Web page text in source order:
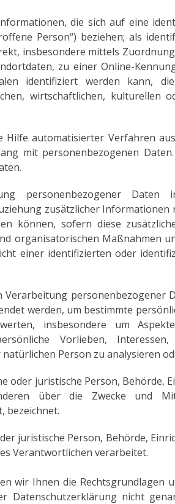
die sich auf eine
Person“) beziehen; als
insbesondere mittels
zu einer Online-
identifiziert werden kann,
wirtschaftlichen, kulturellen
Hilfe automatisierter Verfahren
mit personenbezogenen
personenbezogener
zusätzlicher Informationen
können, sofern diese
organisatorischen Maßnahmen
einer identifizierten oder
personenbezogener
werden, um bestimmte
insbesondere um
Vorlieben, Interessen,
Person zu analysieren
oder juristische Person, Behörde,
über die Zwecke und
bezeichnet.
juristische Person, Behörde,
Verantwortlichen verarbeitet.
wir Ihnen die Rechtsgrundlagen
Datenschutzerklärung nicht